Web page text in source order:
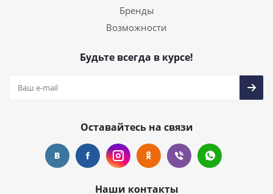
Бренды
Возможности
Будьте всегда в курсе!
Оставайтесь на связи
Наши контакты